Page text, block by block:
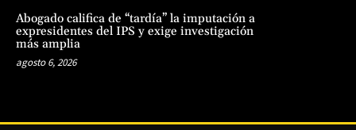
Abogado califica de “tardía” la imputación a
expresidentes del IPS y exige investigación
más amplia
agosto 6, 2026